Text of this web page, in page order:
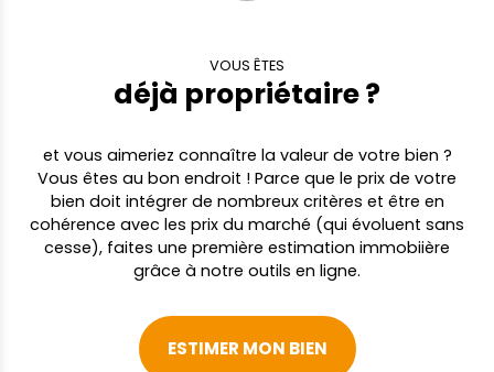
VOUS ÊTES
déjà propriétaire ?
et vous aimeriez connaître la valeur de votre bien ?
Vous êtes au bon endroit ! Parce que le prix de votre
bien doit intégrer de nombreux critères et être en
cohérence avec les prix du marché (qui évoluent sans
cesse), faites une première estimation immobiière
grâce à notre outils en ligne.
ESTIMER MON BIEN